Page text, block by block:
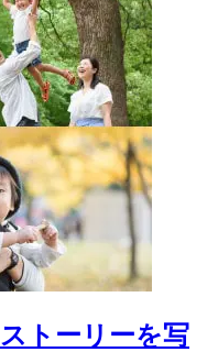
ストーリーを写